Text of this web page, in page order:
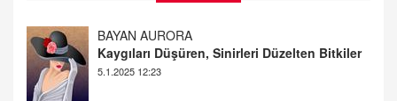
Kaygıları Düşüren, Sinirleri Düzelten Bitkiler
5.1.2025 12:23